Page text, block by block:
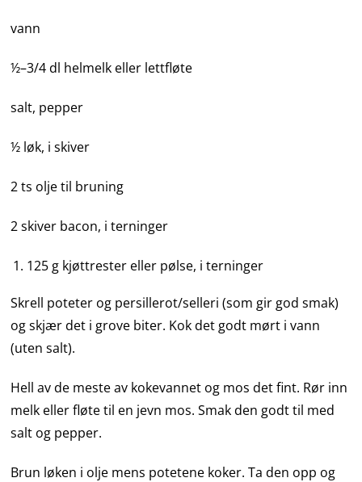
vann
½–3/4 dl helmelk eller lettfløte
salt, pepper
½ løk, i skiver
2 ts olje til bruning
2 skiver bacon, i terninger
125 g kjøttrester eller pølse, i terninger
Skrell poteter og persillerot/selleri (som gir god smak)
og skjær det i grove biter. Kok det godt mørt i vann
(uten salt).
Hell av de meste av kokevannet og mos det fint. Rør inn
melk eller fløte til en jevn mos. Smak den godt til med
salt og pepper.
Brun løken i olje mens potetene koker. Ta den opp og